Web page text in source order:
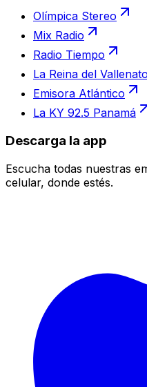
Olímpica Stereo
Mix Radio
Radio Tiempo
La Reina del Vallenato
Emisora Atlántico
La KY 92.5 Panamá
Descarga la app
Escucha todas nuestras
celular, donde estés.